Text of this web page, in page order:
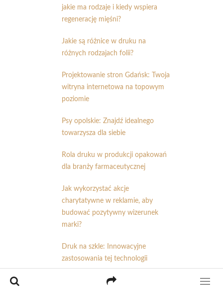
jakie ma rodzaje i kiedy wspiera
regenerację mięśni?
Jakie są różnice w druku na
różnych rodzajach folii?
Projektowanie stron Gdańsk: Twoja
witryna internetowa na topowym
poziomie
Psy opolskie: Znajdź idealnego
towarzysza dla siebie
Rola druku w produkcji opakowań
dla branży farmaceutycznej
Jak wykorzystać akcje
charytatywne w reklamie, aby
budować pozytywny wizerunek
marki?
Druk na szkle: Innowacyjne
zastosowania tej technologii
Jakie są zalety druku barwnego w